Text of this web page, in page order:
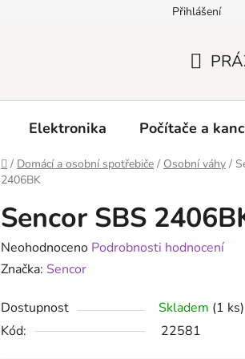
Přihlášení
KOŠÍK
Elektronika Počítače a
Domů
/ Domácí a osobní spotřebiče / Osobní váhy /
2406BK
Sencor SBS
Průměrné
hodnocení
je
0,0
Neohodnoceno Podrobnosti hodnocení
Značka: Sencor
Dostupnost Skladem (1 ks)
Kód:
22581